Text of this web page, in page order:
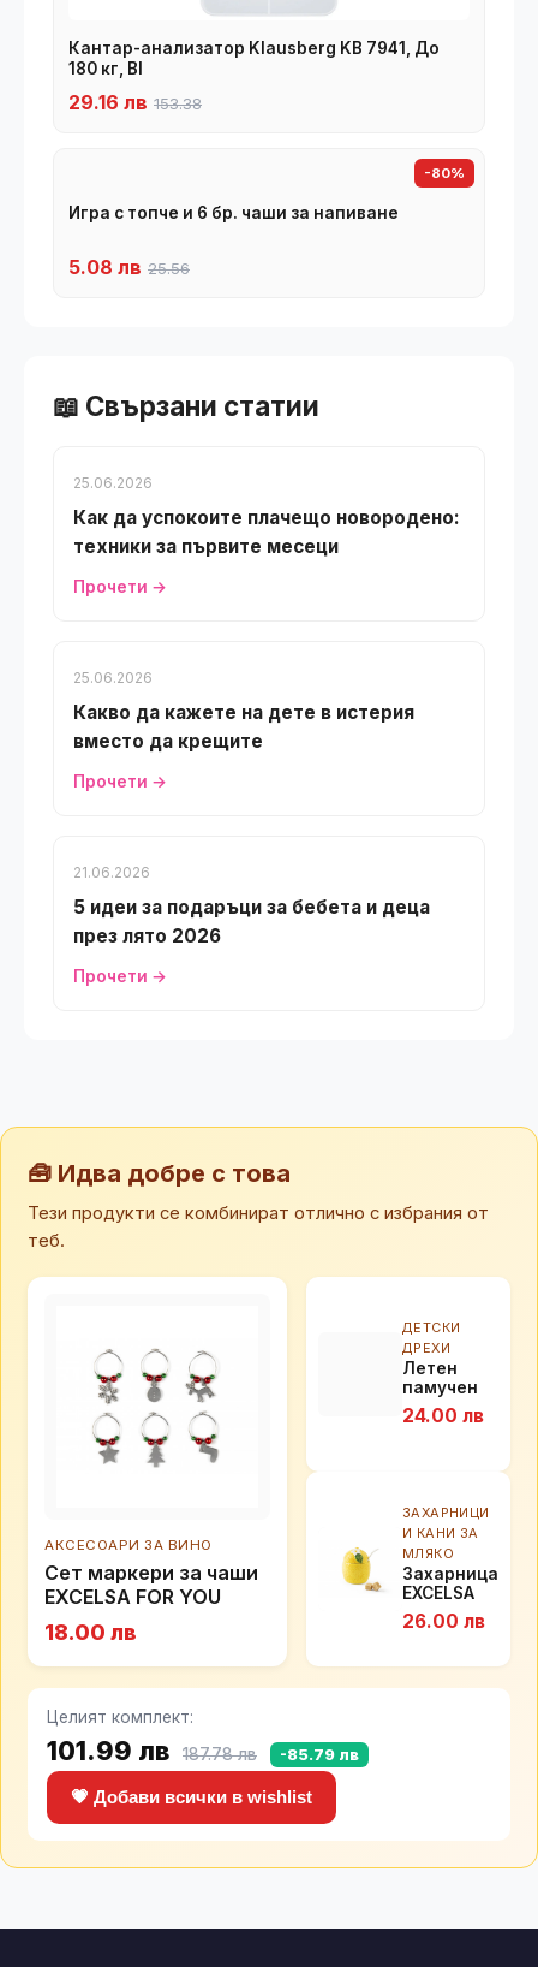
Кантар-анализатор Klausberg KB 7941, До
180 кг, BI
29.16 лв 153.38
-80%
Игра с топче и 6 бр. чаши за напиване
5.08 лв 25.56
📖 Свързани статии
25.06.2026
Как да успокоите плачещо новородено:
техники за първите месеци
Прочети →
25.06.2026
Какво да кажете на дете в истерия
вместо да крещите
Прочети →
21.06.2026
5 идеи за подаръци за бебета и деца
през лято 2026
Прочети →
🧰 Идва добре с това
Тези продукти се комбинират отлично с избрания от
теб.
АКСЕСОАРИ ЗА ВИНО
Сет маркери за чаши
EXCELSA FOR YOU
18.00 лв
ДЕТСКИ
ДРЕХИ
Летен
памучен
детски
комплект
24.00 лв
ЗАХАРНИЦИ
И КАНИ ЗА
МЛЯКО
Захарница
EXCELSA
AMALFI
26.00 лв
Целият комплект:
101.99 лв 187.78 лв -85.79 лв
💗 Добави всички в wishlist